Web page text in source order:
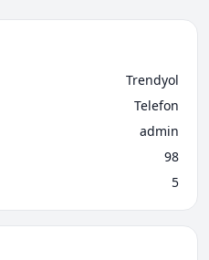
Trendyol
Telefon
admin
98
5